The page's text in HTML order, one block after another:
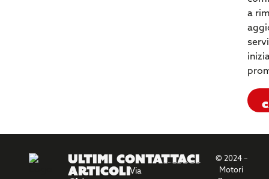
a
Ultimi
Articoli
Contattaci
Via
© 2024 –
Motori